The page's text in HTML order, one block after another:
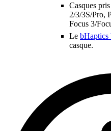
Casques
2/3/3S/Pro,
Focus 3/
Le bHaptics
casque.